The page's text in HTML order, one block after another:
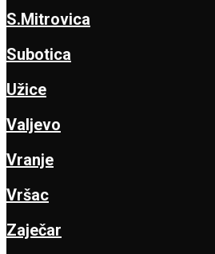
S.Mitrovica
Subotica
Užice
Valjevo
Vranje
Vršac
Zaječar